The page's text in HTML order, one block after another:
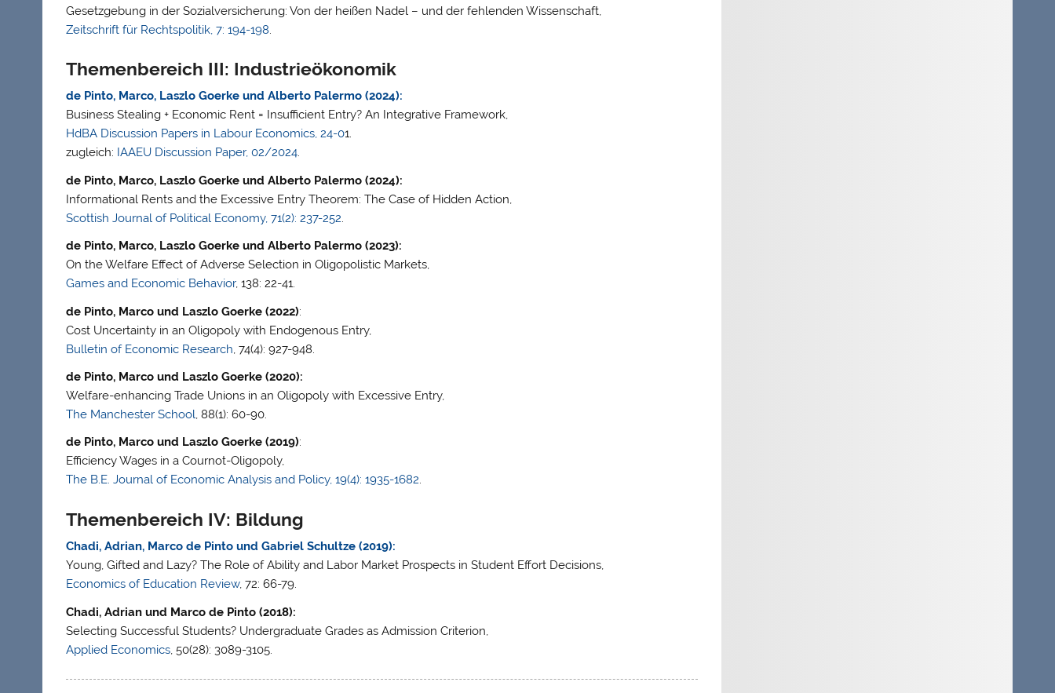
Gesetzgebung in der Sozialversicherung: Von der heißen Nadel – und der fehlenden Wissenschaft,
Zeitschrift für Rechtspolitik, 7: 194-198.
Themenbereich III: Industrieökonomik
de Pinto, Marco, Laszlo Goerke und Alberto Palermo (2024):
Business Stealing + Economic Rent = Insufficient Entry? An Integrative Framework,
HdBA Discussion Papers in Labour Economics, 24-01.
zugleich: IAAEU Discussion Paper, 02/2024.
de Pinto, Marco, Laszlo Goerke und Alberto Palermo (2024):
Informational Rents and the Excessive Entry Theorem: The Case of Hidden Action,
Scottish Journal of Political Economy, 71(2): 237-252.
de Pinto, Marco, Laszlo Goerke und Alberto Palermo (2023):
On the Welfare Effect of Adverse Selection in Oligopolistic Markets,
Games and Economic Behavior, 138: 22-41.
de Pinto, Marco und Laszlo Goerke (2022):
Cost Uncertainty in an Oligopoly with Endogenous Entry,
Bulletin of Economic Research, 74(4): 927-948.
de Pinto, Marco und Laszlo Goerke (2020):
Welfare-enhancing Trade Unions in an Oligopoly with Excessive Entry,
The Manchester School, 88(1): 60-90.
de Pinto, Marco und Laszlo Goerke (2019):
Efficiency Wages in a Cournot-Oligopoly,
The B.E. Journal of Economic Analysis and Policy, 19(4): 1935-1682.
Themenbereich IV: Bildung
Chadi, Adrian, Marco de Pinto und Gabriel Schultze (2019):
Young, Gifted and Lazy? The Role of Ability and Labor Market Prospects in Student Effort Decisions,
Economics of Education Review, 72: 66-79.
Chadi, Adrian und Marco de Pinto (2018):
Selecting Successful Students? Undergraduate Grades as Admission Criterion,
Applied Economics , 50(28): 3089-3105.